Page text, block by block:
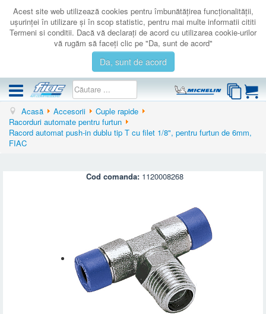
Acest site web utilizează cookies pentru îmbunătăţirea funcţionalităţii,
uşurinţei în utilizare şi în scop statistic, pentru mai multe informatii cititi
Termeni si conditii. Dacă vă declaraţi de acord cu utilizarea cookie-urilor
vă rugăm să faceţi clic pe "Da, sunt de acord"
Da, sunt de acord
COMPRESOARE
ACCESORII
Acasă Accesorii
Cuple rapide
Racorduri automate pentru furtun
Racord automat push-in dublu tip T cu filet 1/8", pentru furtun de 6mm,
FIAC
Cod comanda: 1120008268